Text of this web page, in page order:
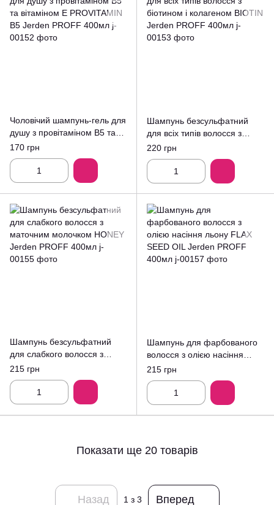
Чоловічий шампунь-гель для
душу з провітаміном B5 та
вітаміном Е PROVITAMIN B5
Jerden PROFF 400мл
170 грн
Шампунь безсульфатний
для всіх типів волосся з
біотином і колагеном BIOTIN
Jerden PROFF 400мл
220 грн
Шампунь безсульфатний
для слабкого волосся з
маточним молочком HONEY
Jerden PROFF 400мл
215 грн
Шампунь для фарбованого
волосся з олією насіння
льону FLAX SEED OIL Jerden
PROFF 400мл
215 грн
Показати ще 20 товарів
Назад 1з 3 Вперед